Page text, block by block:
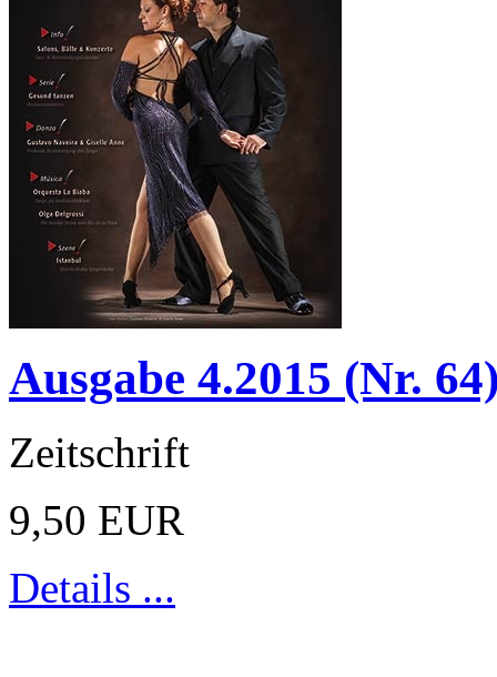
Ausgabe 4.2015 (Nr.
Zeitschrift
9,50 EUR
Details ...